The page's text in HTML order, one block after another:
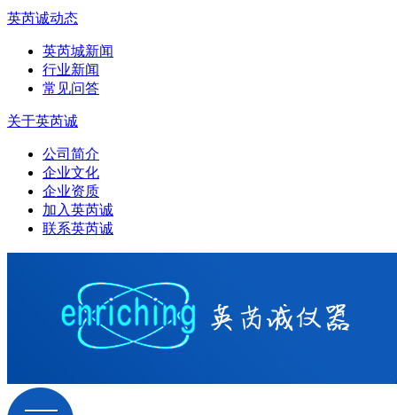
英芮诚动态
英芮城新闻
行业新闻
常见问答
关于英芮诚
公司简介
企业文化
企业资质
加入英芮诚
联系英芮诚